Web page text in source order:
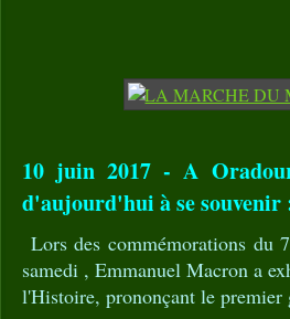
10 juin 2017 - A
d'aujourd'hui à se souvenir
Lors des commémorations du
samedi , Emmanuel Macron a
l'Histoire, prononçant le premier